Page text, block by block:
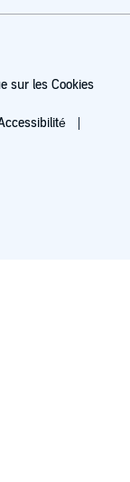
sur les Cookies